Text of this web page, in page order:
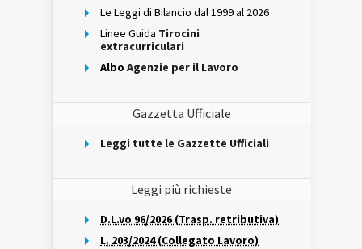
Le Leggi di Bilancio dal 1999 al 2026
Linee Guida Tirocini
extracurriculari
Albo Agenzie per il Lavoro
Gazzetta Ufficiale
Leggi tutte le Gazzette Ufficiali
Leggi più richieste
D.L.vo 96/2026 (Trasp. retributiva)
L. 203/2024 (Collegato Lavoro)